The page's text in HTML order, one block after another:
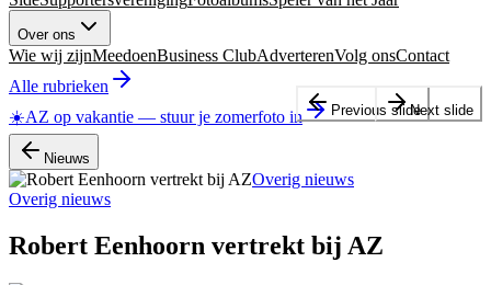
Over ons
Wie wij zijnMeedoenBusiness ClubAdverterenVolg onsContact
Alle rubrieken
☀️AZ op vakantie — stuur je zomerfoto in
Nieuws
Overig nieuws
Overig nieuws
Robert Eenhoorn vertrekt bij AZ
Previous slideNext slide